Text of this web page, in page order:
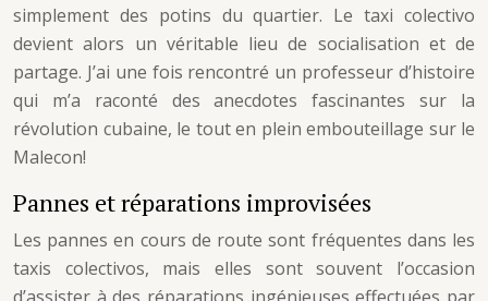
simplement des potins du quartier. Le taxi colectivo
devient alors un véritable lieu de socialisation et de
partage. J’ai une fois rencontré un professeur d’histoire
qui m’a raconté des anecdotes fascinantes sur la
révolution cubaine, le tout en plein embouteillage sur le
Malecon!
Pannes et réparations improvisées
Les pannes en cours de route sont fréquentes dans les
taxis colectivos, mais elles sont souvent l’occasion